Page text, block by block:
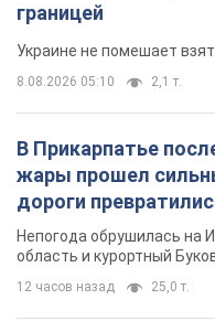
границей
Украине не помешает
8.08.2026 05:10 2,1 т.
В Прикарпатье
жары прошел
дороги
Непогода обрушилась на
область и курортный
12 часов назад 25,0 т.